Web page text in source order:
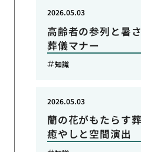
高齢者の参列と暑
葬儀マナー
2026.05.03
知識
蘭の花がもたらす
癒やしと空間演出
2026.05.03